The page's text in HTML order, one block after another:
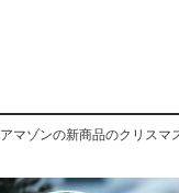
アマゾンの新商品のクリスマ